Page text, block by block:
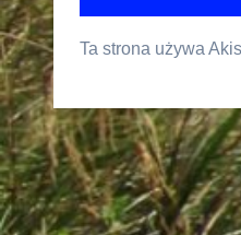
Ta strona używa